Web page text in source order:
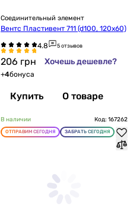
Соединительный элемент
Вентс Пластивент 711 (d100, 120х60)
5 отзывов
206 грн Хочешь дешевле?
+4бонуса
Купить О товаре
В наличии Код: 167262
ОТПРАВИМ СЕГОДНЯ ЗАБРАТЬ СЕГОДНЯ